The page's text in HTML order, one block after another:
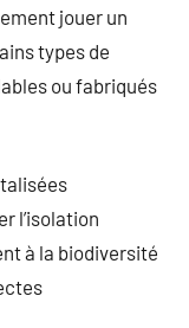
jouer un
types de
ou fabriqués
l’isolation
à la biodiversité